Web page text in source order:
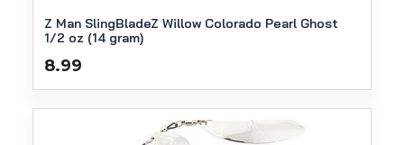
Z Man SlingBladeZ Willow Colorado Pearl Ghost
1/2 oz (14 gram)
8.99